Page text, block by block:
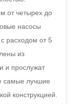
от четырех до
насосы
расходом от 5
из
и прослужат
самые лучшие
конструкцией.